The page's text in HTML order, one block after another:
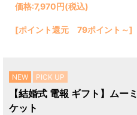
価格:7,970円(税込)
[ポイント還元 79ポイント～]
NEW PICK UP
【結婚式 電報 ギフト】ムー
ケット